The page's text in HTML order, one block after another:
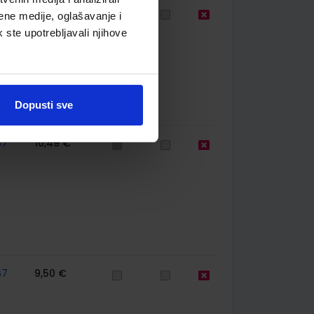
medije, oglašavanje i
ste upotrebljavali njihove
Dopusti sve
10,50 €
10,49 €
9,50 €